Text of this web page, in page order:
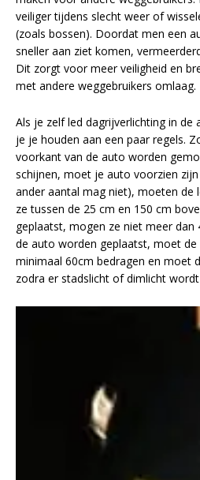
veiliger tijdens slecht weer of
(zoals bossen). Doordat men een
sneller aan ziet komen,
Dit zorgt voor meer veiligheid en
met andere weggebruikers omlaag.
Als je zelf led dagrijverlichting in
je je houden aan een paar regels.
voorkant van de auto worden
schijnen, moet je auto voorzien
ander aantal mag niet), moeten de
ze tussen de 25 cm en 150 cm
geplaatst, mogen ze niet meer dan
de auto worden geplaatst, moet
minimaal 60cm bedragen en moet
zodra er stadslicht of dimlicht